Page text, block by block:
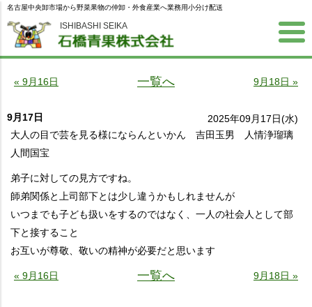
ISHIBASHI SEIKA
名古屋中央卸市場から野菜果物の仲卸・外食産業へ業務用小分け配送
« 9月16日 一覧へ 9月18日 »
9月17日
2025年09月17日(水)
大人の目で芸を見る様にならんといかん 吉田玉男 人情浄瑠璃
人間国宝
弟子に対しての見方ですね。
師弟関係と上司部下とは少し違うかもしれませんが
いつまでも子ども扱いをするのではなく、一人の社会人として部
下と接すること
お互いが尊敬、敬いの精神が必要だと思います
« 9月16日 一覧へ 9月18日 »